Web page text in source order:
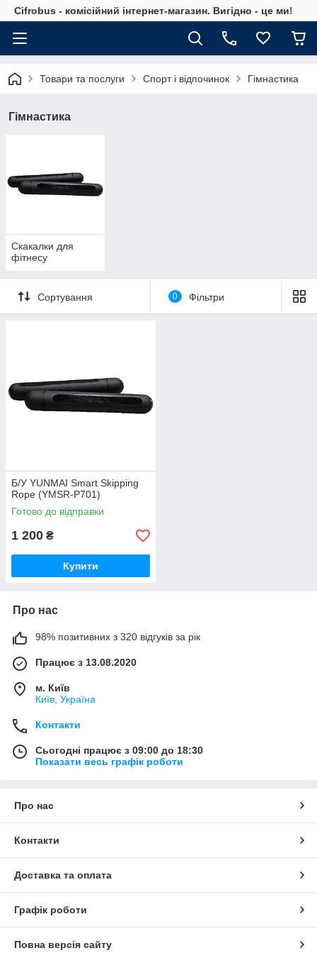
Cifrobus - комiсiйний iнтернет-магазин. Вигiдно - це ми!
Товари та послуги Спорт і відпочинок Гімнастика
Гімнастика
Скакалки для
фітнесу
Сортування 0 Фільтри
Б/У YUNMAI Smart Skipping
Rope (YMSR-P701)
Готово до відправки
1 200 ₴
Купити
Про нас
98% позитивних з 320 відгуків за рік
Працює з 13.08.2020
м. Київ
Київ, Україна
Контакти
Сьогодні працює з 09:00 до 18:30
Показати весь графік роботи
Про нас
Контакти
Доставка та оплата
Графік роботи
Повна версія сайту